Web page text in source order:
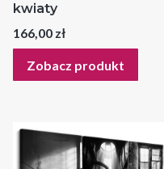
kwiaty
Cena
166,00 zł
Zobacz produkt